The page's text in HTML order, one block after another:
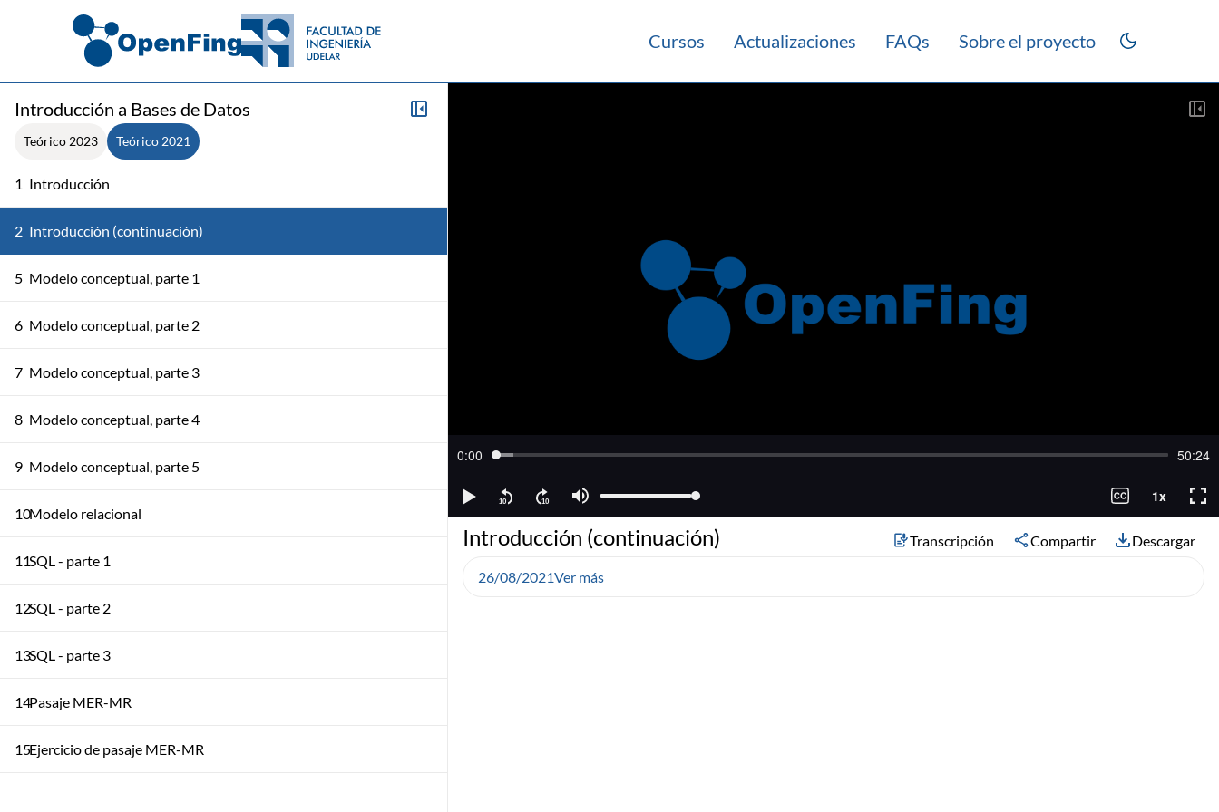
Cursos Actualizaciones FAQs Sobre el proyecto
Introducción a Bases de Datos
Teórico 2023 Teórico 2021
1 Introducción
2 Introducción (continuación)
5 Modelo conceptual, parte 1
6 Modelo conceptual, parte 2
7 Modelo conceptual, parte 3
8 Modelo conceptual, parte 4
9 Modelo conceptual, parte 5
10Modelo relacional
11SQL - parte 1
12SQL - parte 2
13SQL - parte 3
14Pasaje MER-MR
15Ejercicio de pasaje MER-MR
Introducción (continuación) Transcripción Compartir Descargar
26/08/2021Ver más